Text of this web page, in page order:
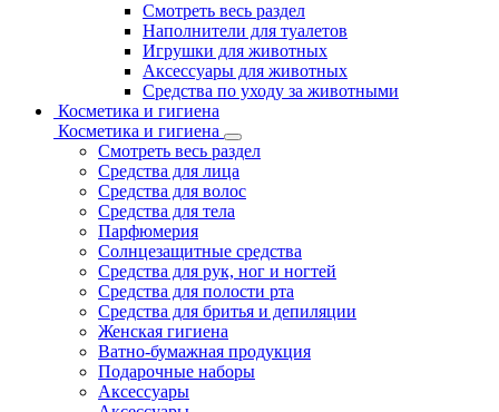
Смотреть весь раздел
Наполнители для туалетов
Игрушки для животных
Аксессуары для животных
Средства по уходу за животными
Косметика и гигиена
Косметика и гигиена
Смотреть весь раздел
Средства для лица
Средства для волос
Средства для тела
Парфюмерия
Солнцезащитные средства
Средства для рук, ног и ногтей
Средства для полости рта
Средства для бритья и депиляции
Женская гигиена
Ватно-бумажная продукция
Подарочные наборы
Аксессуары